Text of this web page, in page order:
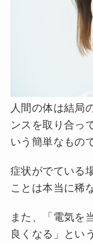
人間の体は結局
ンスを取り合っ
いう簡単なもの
症状がでている
ことは本当に稀
また、「電気を
良くなる」とい